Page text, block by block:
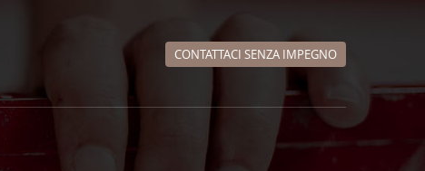
CONTATTACI SENZA IMPEGNO